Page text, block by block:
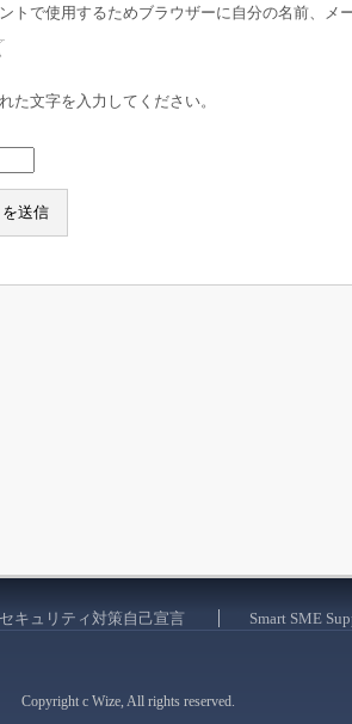
トで使用するためブラウザーに自分の名前、メ
た文字を入力してください。
セキュリティ対策自己宣言 Smart SME
Copyright c Wize, All rights reserved.